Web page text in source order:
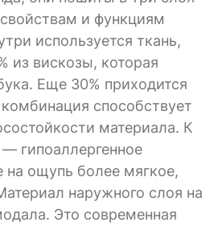
и функциям
используется ткань,
из вискозы, которая
Еще 30% приходится
способствует
материала. К
гипоаллергенное
на ощупь более мягкое,
наружного слоя на
Это современная